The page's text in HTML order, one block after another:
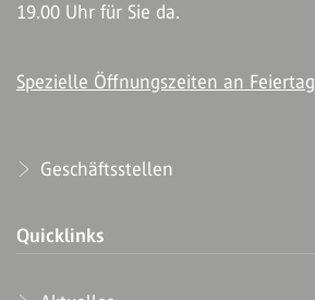
19.00 Uhr für Sie da.
Spezielle Öffnungszeiten an
Geschäftsstellen
Quicklinks